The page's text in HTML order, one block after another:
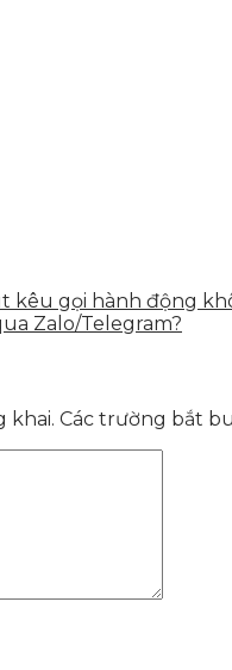
kêu gọi hành động
Zalo/Telegram?
khai. Các trường bắt